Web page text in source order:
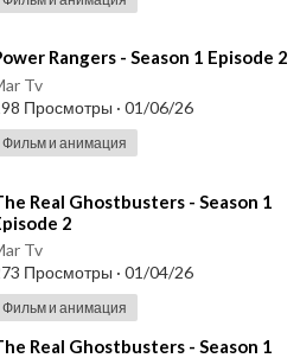
Rangers - Season 1 Episode 2
Tv
Просмотры · 01/06/26
Фильм и анимация
Real Ghostbusters - Season 1
2
Tv
Просмотры · 01/04/26
Фильм и анимация
Real Ghostbusters - Season 1